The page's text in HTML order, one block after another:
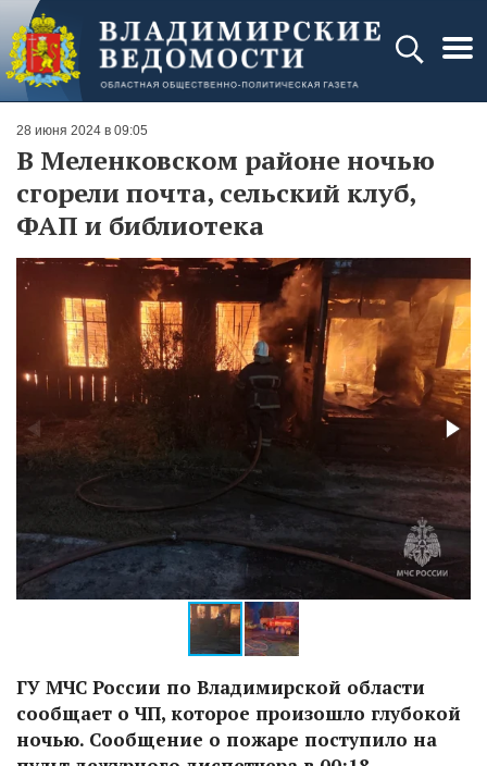
28 июня 2024 в 09:05
В Меленковском районе ночью
сгорели почта, сельский клуб,
ФАП и библиотека
ГУ МЧС России по Владимирской области
сообщает о ЧП, которое произошло глубокой
ночью. Сообщение о пожаре поступило на